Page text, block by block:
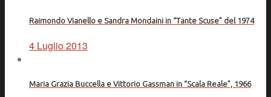
Raimondo Vianello e Sandra Mondaini in “Tante Scuse” del 1974
4 Luglio 2013
Maria Grazia Buccella e Vittorio Gassman in “Scala Reale”, 1966